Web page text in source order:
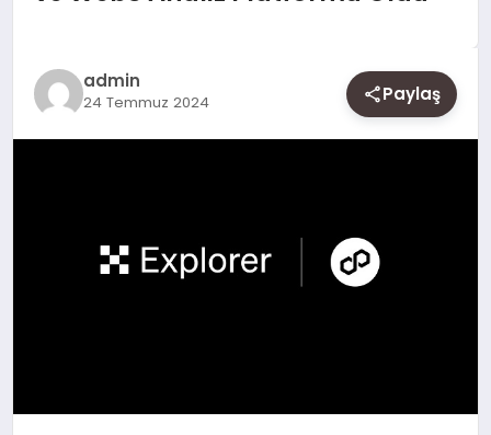
SAĞLIK
admin
24 Temmuz 2024 Paylaş